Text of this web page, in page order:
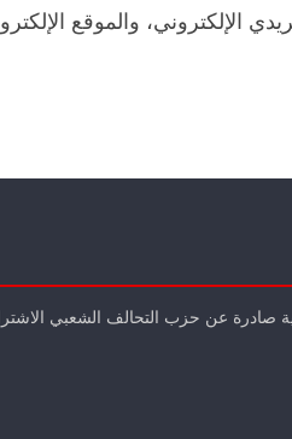
الإلكتروني، والموقع
صادرة عن حزب التحالف الشعبي